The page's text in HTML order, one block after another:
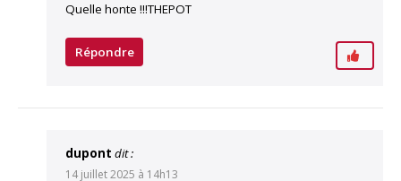
Quelle honte !!!THEPOT
Répondre
dupont dit :
14 juillet 2025 à 14h13